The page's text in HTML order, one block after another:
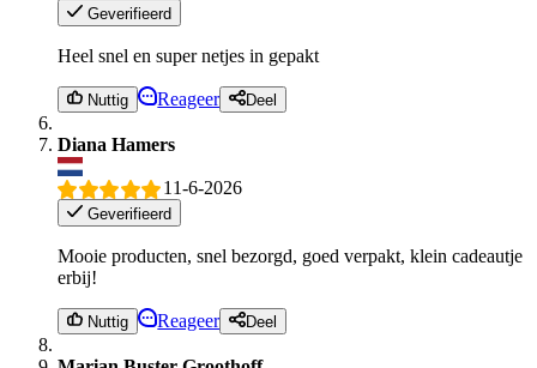
Geverifieerd
Heel snel en super netjes in gepakt
Nuttig Reageer Deel
Diana Hamers
11-6-2026
Geverifieerd
Mooie producten, snel bezorgd, goed verpakt, klein cadeautje
erbij!
Nuttig Reageer Deel